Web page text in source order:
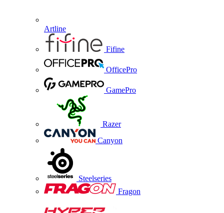
Artline
Fifine
OfficePro
GamePro
Razer
Canyon
Steelseries
Fragon